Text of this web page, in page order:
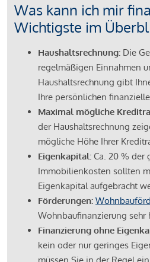
Was kann ich mir
Wichtigste im
Haushaltsrechnung: Die
regelmäßigen Einnahmen
Haushaltsrechnung gibt
Ihre persönlichen
Maximal mögliche
der Haushaltsrechnung
mögliche Höhe Ihrer
Eigenkapital: Ca. 20 % der
Immobilienkosten sollten
Eigenkapital aufgebracht
Förderungen:
Wohnbaufinanzierung sehr
Finanzierung ohne
kein oder nur geringes